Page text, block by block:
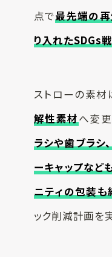
点で最先端の
り入れたSDGs
ストローの素材
解性素材へ変更
ラシや歯ブラシ
ーキャップなど
ニティの包装も
ック削減計画を